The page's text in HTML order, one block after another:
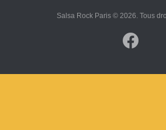
Salsa Rock Paris © 2026. Tous